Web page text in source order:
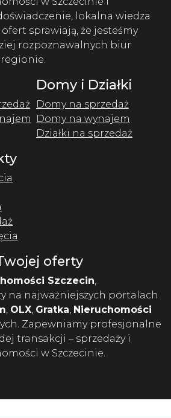
lokalna wiedza
sprawiają, że jesteśmy
rozpoznawalnych biur
Domy i Działki
Domy na sprzedaż
Domy na wynajem
Działki na sprzedaż
oferty
Szczecin
na najważniejszych portalach
OLX Gratka Nieruchomości
Zapewniamy profesjonalne
transakcji – sprzedaży i
w Szczecinie.